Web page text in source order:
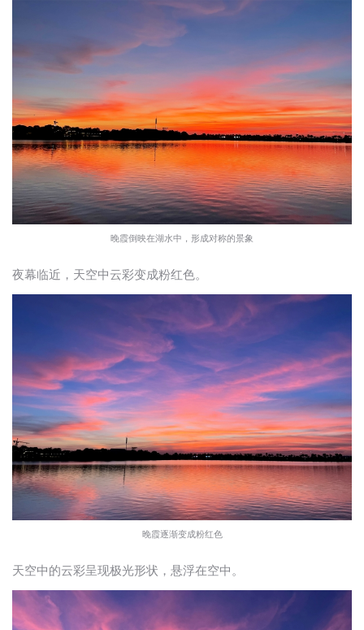
晚霞倒映在湖水中，形成对称的景象
夜幕临近，天空中云彩变成粉红色。
晚霞逐渐变成粉红色
天空中的云彩呈现极光形状，悬浮在空中。